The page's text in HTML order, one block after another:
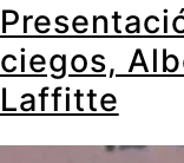
ciegos,
Laffitte